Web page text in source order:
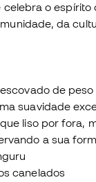
celebra o espírito
da
de peso
suavidade
liso por fora,
a sua
canelados